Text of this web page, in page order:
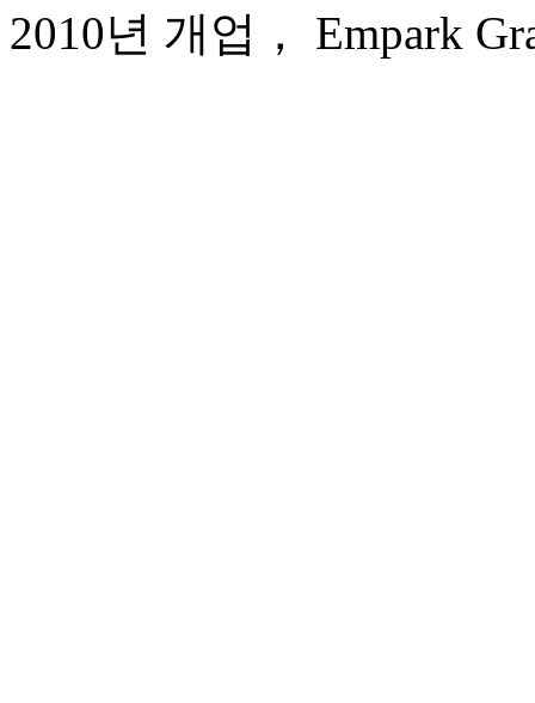
2010년 개업， Empark